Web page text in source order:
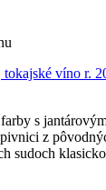
tokajské víno r.
s
z
sudoch